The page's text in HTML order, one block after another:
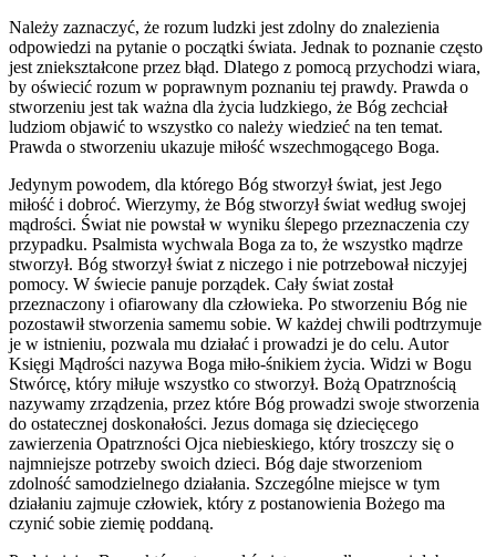
Należy zaznaczyć, że rozum ludzki jest zdolny do znalezienia
odpowiedzi na pytanie o początki świata. Jednak to poznanie często
jest zniekształcone przez błąd. Dlatego z pomocą przychodzi wiara,
by oświecić rozum w poprawnym poznaniu tej prawdy. Prawda o
stworzeniu jest tak ważna dla życia ludzkiego, że Bóg zechciał
ludziom objawić to wszystko co należy wiedzieć na ten temat.
Prawda o stworzeniu ukazuje miłość wszechmogącego Boga.
Jedynym powodem, dla którego Bóg stworzył świat, jest Jego
miłość i dobroć. Wierzymy, że Bóg stworzył świat według swojej
mądrości. Świat nie powstał w wyniku ślepego przeznaczenia czy
przypadku. Psalmista wychwala Boga za to, że wszystko mądrze
stworzył. Bóg stworzył świat z niczego i nie potrzebował niczyjej
pomocy. W świecie panuje porządek. Cały świat został
przeznaczony i ofiarowany dla człowieka. Po stworzeniu Bóg nie
pozostawił stworzenia samemu sobie. W każdej chwili podtrzymuje
je w istnieniu, pozwala mu działać i prowadzi je do celu. Autor
Księgi Mądrości nazywa Boga miło-śnikiem życia. Widzi w Bogu
Stwórcę, który miłuje wszystko co stworzył. Bożą Opatrznością
nazywamy zrządzenia, przez które Bóg prowadzi swoje stworzenia
do ostatecznej doskonałości. Jezus domaga się dziecięcego
zawierzenia Opatrzności Ojca niebieskiego, który troszczy się o
najmniejsze potrzeby swoich dzieci. Bóg daje stworzeniom
zdolność samodzielnego działania. Szczególne miejsce w tym
działaniu zajmuje człowiek, który z postanowienia Bożego ma
czynić sobie ziemię poddaną.